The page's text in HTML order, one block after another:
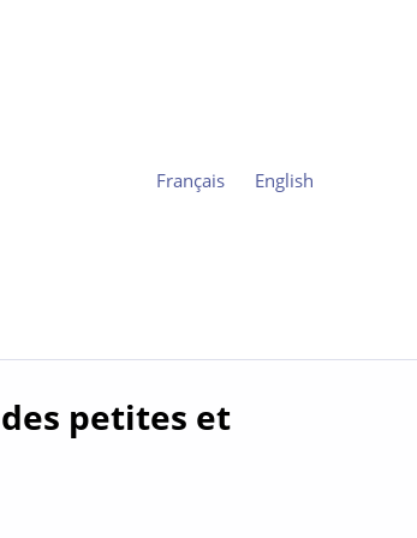
Français English
petites et